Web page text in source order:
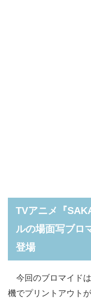
TVアニメ『
ルの場面写ブロ
登場
今回のブロマイド
機でプリントアウト